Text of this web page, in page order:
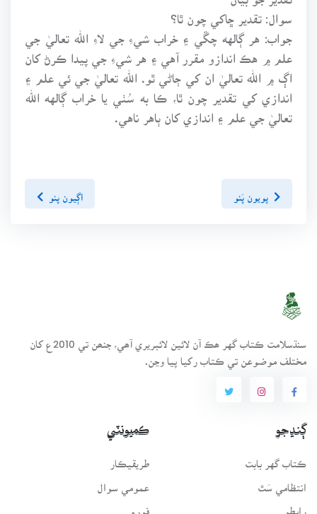
سوال: تقدير ڇاکي چون ٿا؟
جواب: هر ڳالهه چڱي ۽ خراب شيءِ جي لاءِ الله تعاليٰ جي
علم ۾ هڪ اندازو مقرر آهي ۽ هر شيءِ جي پيدا ڪرڻ کان
اڳ ۾ الله تعاليٰ ان کي ڄاڻي ٿو. الله تعاليٰ جي ئي علم ۽
اندازي کي تقدير چون ٿا، ڪا به سُٺي يا خراب ڳالهه الله
تعاليٰ جي علم ۽ اندازي کان ٻاهر ناهي.
پويون پَنو اڳيون پنو
سنڌسلامت ڪتاب گهر ھڪ آن لائين لائبريري آھي، جنھن تي 2010ع کان
مختلف موضوعن تي ڪتاب رکيا پيا وڃن.
ڳنڍجو
ڪتاب گهر بابت
انتظامي سَٿ
رابطو
ڪميونٽي
طريقيڪار
عمومي سوال
فورم